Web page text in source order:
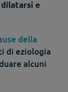
dilatarsi e
della
di eziologia
alcuni